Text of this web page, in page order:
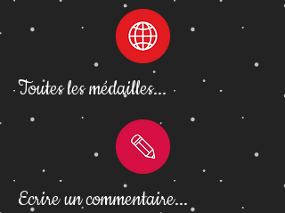
Toutes les médailles...
Ecrire un commentaire...